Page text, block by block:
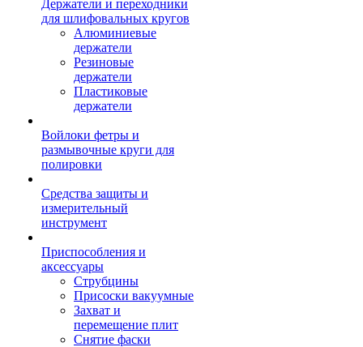
Держатели и переходники
для шлифовальных кругов
Алюминиевые
держатели
Резиновые
держатели
Пластиковые
держатели
Войлоки фетры и
размывочные круги для
полировки
Средства защиты и
измерительный
инструмент
Приспособления и
аксессуары
Струбцины
Присоски вакуумные
Захват и
перемещение плит
Снятие фаски